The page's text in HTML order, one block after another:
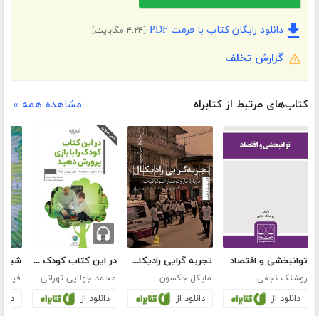
دانلود رایگان کتاب با فرمت PDF [۴.۲۴ مگابایت]
گزارش تخلف
کتاب‌های مرتبط از کتابراه مشاهده همه »
توانبخشی و اقتصاد
روشنک نجفی
دانلود از
تجربه گرایی رادیکال؛ درباره‌ی کار و نوشتار اتنوگرافیک
مایکل جکسون
دانلود از
در این کتاب کودک را با بازی پرورش دهید
محمد جولایی تهرانی
دانلود از